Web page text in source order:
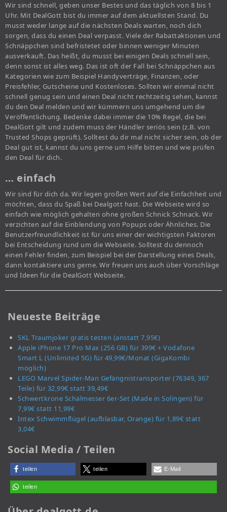
Wir sind schnell, geben unser Bestes und das täglich von 8 bis 1
Uhr. Mit DealGott bist du immer auf dem aktuellsten Stand. Du
musst weder lange auf die nächsten Deals warten, noch dich
sorgen, dass du einen Deal verpasst. Viele der Rabattaktionen und
Schnäppchen sind befristetet oder binnen weniger Minuten
ausverkauft. Das heißt, du musst bei einigen Deals schnell sein,
denn sonst ist alles weg. Das ist oft der Fall bei Schnäppchen aus
Kategorien wie zum Beispiel Handyverträge, Finanzen, oder
Preisfehler, Gutscheine und Kostenloses. Sollten wir einmal nicht
schnell genug sein und einen Deal nicht rechtzeitig sehen, kannst
du den Deal melden und wir kümmern uns umgehend um die
Veröffentlichung. Bedenke dabei immer die 10% Regel, die bei
DealGott gilt und zudem muss der Händler seriös sein (z.B. von
Trusted Shops geprüft). Solltest du dir mal nicht sicher sein, ob der
Deal gut ist, kannst du uns gerne um Hilfe bitten und wie prüfen
den Deal für dich.
… einfach
Wir sind für dich da. Wir legen großen Wert auf die Einfachheit und
möchten, dass du Spaß bei Dealgott hast. Die Webseite wird so
einfach wie möglich gehalten ohne großen Schnick Schnack. Wir
verzichten auf die Einblendung von Popups oder Ähnliches. Die
Benutzerfreundlichkeit ist für uns einer der wichtigsten Faktoren
bei Entscheidung rund um die Webseite. Solltest du dennoch
einen Fehler finden, zum Beispiel bei der Darstellung eines Deals,
dann kontaktiere uns gerne. Wir freuen uns auch über Vorschläge
und Ideen für die DealGott Webseite.
Neueste Beiträge
SKL Traumjoker gratis testen (anstatt 7,95€)
Apple iPhone 17 Pro Max (256 GB) für 399€ + Vodafone
Smart L (Unlimited 5G) für 49,99€/Monat (GigaKombi
möglich)
LEGO Marvel Spider-Man Gefängnistransporter (76349, 367
Teile) für 32,99€ statt 39,49€
Schwertkrone Schälmesser 6er-Set (Made in Solingen) für
7,99€ statt 11,99€
Intex Schwimmflügel (aufblasbar, Orange) für 1,89€ statt
3,04€
Social Media / Teilen
teilen teilen E-Mail
teilen